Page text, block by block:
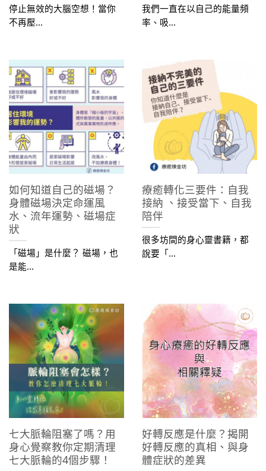
停止無效的大腦空想！當你
不再壓...
我們一直在以自己的能量頻
率、吸...
如何知道自己的磁場？
身體磁場決定命運風
水、流年運勢、磁場症
狀
「磁場」是什麼？ 磁場，也
是能...
療癒轉化三要件：自我
接納​ 、接受當下​、自我
陪伴​
很多坊間的身心靈書籍，都
說要「...
七大脈輪阻塞了嗎？用
身心覺察教你定期清理
七大脈輪的4個步驟！
好轉反應是什麼？揭開
好轉反應的真相、與身
體症狀的差異